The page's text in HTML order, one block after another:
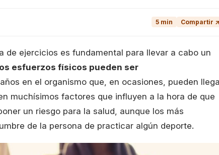
5 min Compartir ↗
de ejercicios es fundamental para llevar a cabo un
esfuerzos físicos pueden ser
en el organismo que, en ocasiones, pueden
muchísimos factores que influyen a la hora de que
un riesgo para la salud, aunque los más
de la persona de practicar algún deporte.